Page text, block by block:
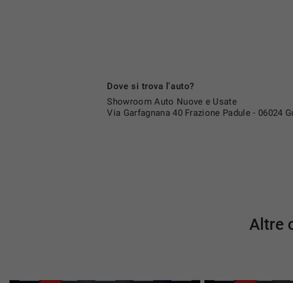
Chiusura centralizzata con chiusura automatica in movimento
Retrovisori elettrici con sensore temperatura
Dove si trova l'auto?
Showroom Auto Nuove e Usate
Via Garfagnana 40 Frazione Padule - 06024
Altre